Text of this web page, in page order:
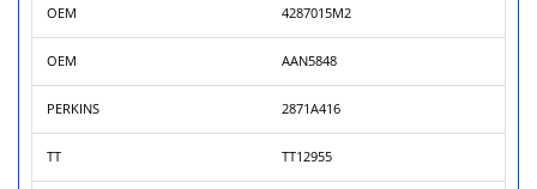
OEM 4287015M2
OEM AAN5848
PERKINS 2871A416
TT TT12955